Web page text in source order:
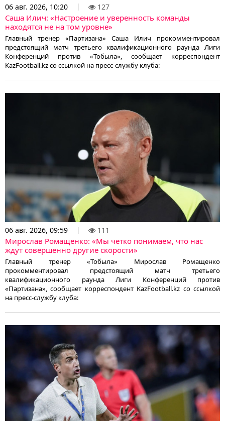
06 авг. 2026, 10:20 127
Саша Илич: «Настроение и уверенность команды
находятся не на том уровне»
Главный тренер «Партизана» Саша Илич прокомментировал
предстоящий матч третьего квалификационного раунда Лиги
Конференций против «Тобыла», сообщает корреспондент
KazFootball.kz со ссылкой на пресс-службу клуба:
06 авг. 2026, 09:59 111
Мирослав Ромащенко: «Мы четко понимаем, что нас
ждут совершенно другие скорости»
Главный тренер «Тобыла» Мирослав Ромащенко
прокомментировал предстоящий матч третьего
квалификационного раунда Лиги Конференций против
«Партизана», сообщает корреспондент KazFootball.kz со ссылкой
на пресс-службу клуба: